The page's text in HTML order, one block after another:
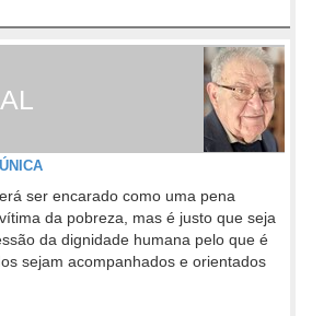
ser encarado como uma pena
da pobreza, mas é justo que seja
da dignidade humana pelo que é
sejam acompanhados e orientados